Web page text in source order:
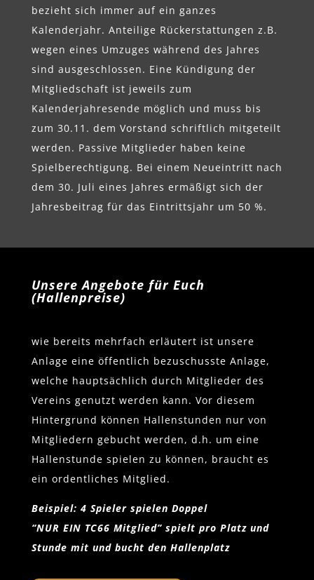
bezieht sich immer auf ein ganzes
Kalenderjahr. Anteilige Rückerstattungen z.B.
wegen eines Umzuges während des Jahres
sind ausgeschlossen. Eine Kündigung der
Mitgliedschaft ist jeweils zum
Kalenderjahresende möglich und muss bis
zum 30.11. dem Vorstand schriftlich mitgeteilt
werden. Passive Mitglieder haben keine
Spielberechtigung. Bei einem Neueintritt nach
dem 30. Juli eines Jahres ermäßigt sich der
Jahresbeitrag für das Eintrittsjahr um 50 %.
Unsere Angebote für Euch
(Hallenpreise)
wie bereits mehrfach erläutert ist unsere
Anlage eine öffentlich bezuschusste Anlage,
welche hauptsächlich durch Mitglieder des
Vereins genutzt werden kann. Vor diesem
Hintergrund können Hallenstunden nur von
Mitgliedern gebucht werden, d.h. um eine
Hallenstunde spielen zu können, braucht es
ein ordentliches Mitglied.
Beispiel: 4 Spieler spielen Doppel
“NUR EIN TC66 Mitglied” spielt pro Platz und
Stunde mit und bucht den Hallenplatz